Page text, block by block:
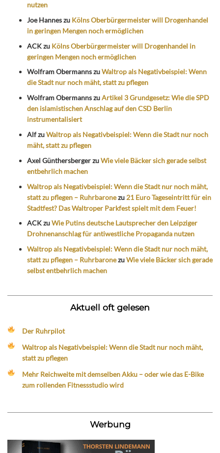
nutzen
Joe Hanneszu Kölns Oberbürgermeister will Drogenhandel
in geringen Mengen noch ermöglichen
ACKzu Kölns Oberbürgermeister will Drogenhandel in
geringen Mengen noch ermöglichen
Wolfram ObermannszuWaltrop als Negativbeispiel: Wenn
die Stadt nur noch mäht, statt zu pflegen
Wolfram ObermannszuArtikel 3 Grundgesetz: Wie die SPD
den islamistischen Anschlag auf den CSD Berlin
instrumentalisiert
AlfzuWaltrop als Negativbeispiel: Wenn die Stadt nur noch
mäht, statt zu pflegen
Axel GünthersbergerzuWie viele Bäcker sich gerade selbst
entbehrlich machen
Waltrop als Negativbeispiel: Wenn die Stadt nur noch mäht,
statt zu pflegen – Ruhrbaronezu 21 Euro Tageseintritt für ein
Stadtfest? Das Waltroper Parkfest spielt mit dem Feuer!
ACKzuWie Putins deutsche Lautsprecher den Leipziger
Drohnenanschlag für antiwestliche Propaganda nutzen
Waltrop als Negativbeispiel: Wenn die Stadt nur noch mäht,
statt zu pflegen – RuhrbaronezuWie viele Bäcker sich gerade
selbst entbehrlich machen
Aktuell oft gelesen
Der Ruhrpilot
Waltrop als Negativbeispiel: Wenn die Stadt nur noch mäht,
statt zu pflegen
Mehr Reichweite mit demselben Akku – oder wie das E-Bike
zum rollenden Fitnessstudio wird
Werbung